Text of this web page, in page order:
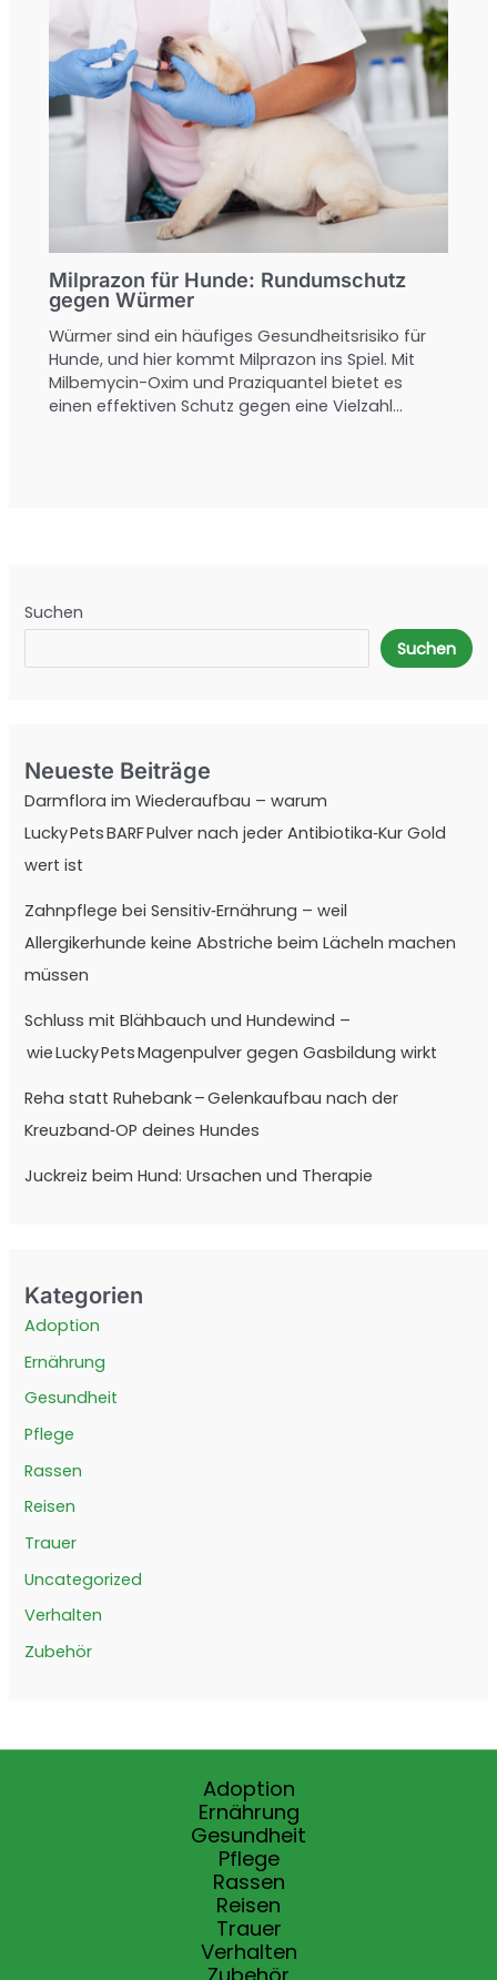
Milprazon für Hunde: Rundumschutz
gegen Würmer
Würmer sind ein häufiges Gesundheitsrisiko für
Hunde, und hier kommt Milprazon ins Spiel. Mit
Milbemycin-Oxim und Praziquantel bietet es
einen effektiven Schutz gegen eine Vielzahl…
Suchen
Suchen
Neueste Beiträge
Darmflora im Wiederaufbau – warum
Lucky Pets BARF Pulver nach jeder Antibiotika‑Kur Gold
wert ist
Zahnpflege bei Sensitiv‑Ernährung – weil
Allergikerhunde keine Abstriche beim Lächeln machen
müssen
Schluss mit Blähbauch und Hundewind –
wie Lucky Pets Magenpulver gegen Gasbildung wirkt
Reha statt Ruhebank – Gelenkaufbau nach der
Kreuzband‑OP deines Hundes
Juckreiz beim Hund: Ursachen und Therapie
Kategorien
Adoption
Ernährung
Gesundheit
Pflege
Rassen
Reisen
Trauer
Uncategorized
Verhalten
Zubehör
Adoption
Ernährung
Gesundheit
Pflege
Rassen
Reisen
Trauer
Verhalten